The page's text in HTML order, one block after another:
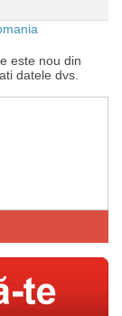
este nou din
datele dvs.